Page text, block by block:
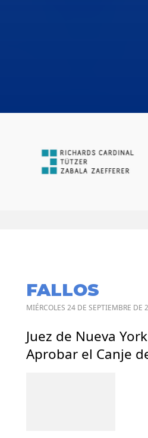
FALLOS
MIÉRCOLES 24 DE SEPTIEMBRE DE
Juez de Nueva
Aprobar el Canje